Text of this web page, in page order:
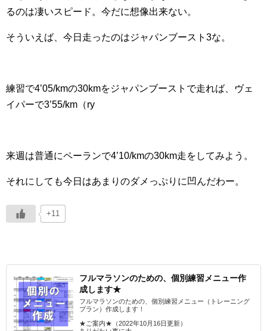
るのは凄いスピード。今だに想像出来ない。
そういえば、今日走ったのはジャパンブースト3な。
練習で4’05/kmの30kmをジャパンブーストで走れば、ヴェ
イパーで3’55/km（ry
来週は普通にペーランで4’10/kmの30km走をしてみよう。
それにしても今日はあまりのダメっぷりに凹んだわー。
+11
フルマラソンのための、個別練習メニュー作
成します★
フルマラソンのための、個別練習メニュー（トレーニング
プラン）作成します！
★ご案内★（2022年10月16日更新）